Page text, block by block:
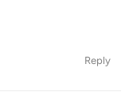
Reply